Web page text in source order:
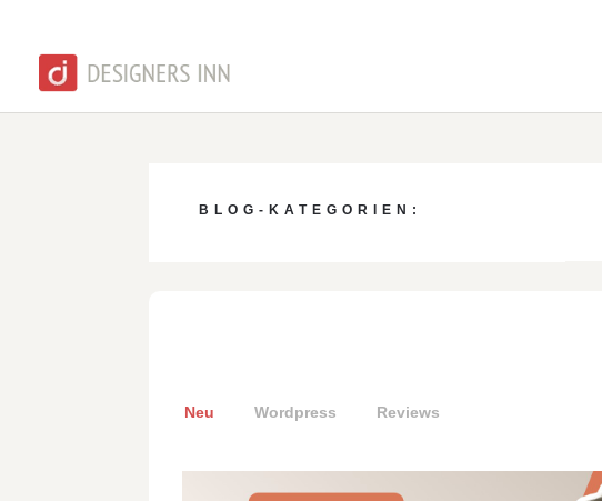
BLOG-KATEGORIEN:
Neu Wordpress Reviews